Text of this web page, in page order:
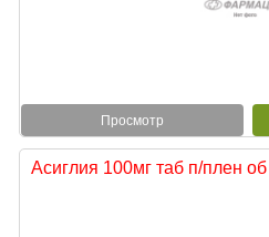
Просмотр
Асиглия 100мг таб п/плен